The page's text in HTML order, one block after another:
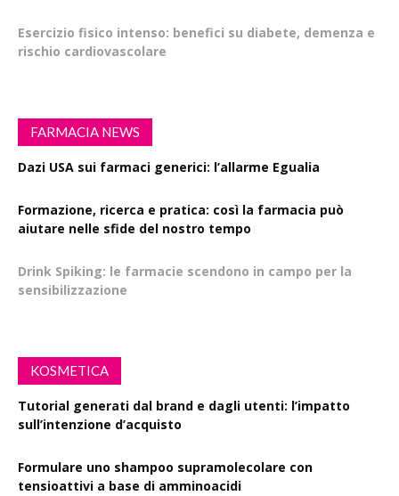
Esercizio fisico intenso: benefici su diabete, demenza e
rischio cardiovascolare
FARMACIA NEWS
Dazi USA sui farmaci generici: l’allarme Egualia
Formazione, ricerca e pratica: così la farmacia può
aiutare nelle sfide del nostro tempo
Drink Spiking: le farmacie scendono in campo per la
sensibilizzazione
KOSMETICA
Tutorial generati dal brand e dagli utenti: l’impatto
sull’intenzione d’acquisto
Formulare uno shampoo supramolecolare con
tensioattivi a base di amminoacidi